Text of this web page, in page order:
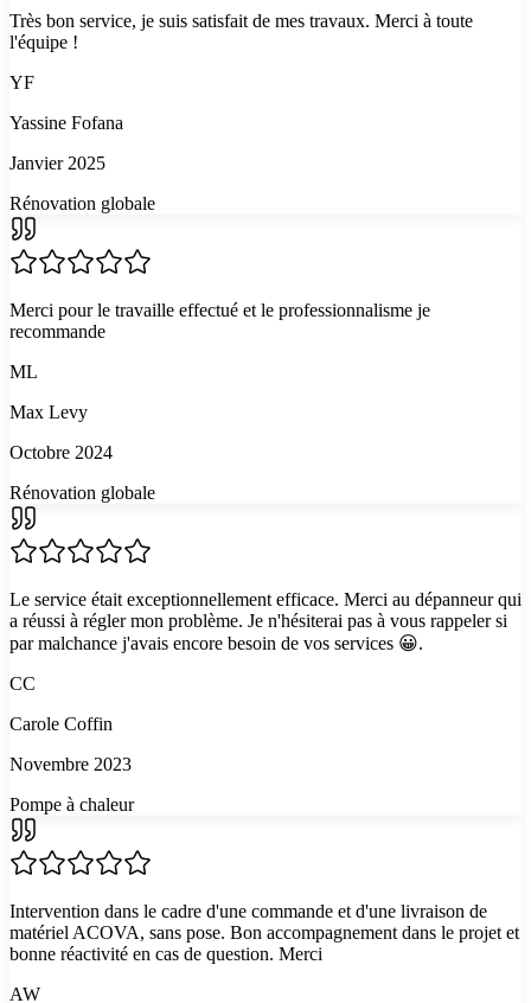
Très bon service, je suis satisfait de mes travaux. Merci à toute
l'équipe !
YF
Yassine Fofana
Janvier 2025
Rénovation globale
Merci pour le travaille effectué et le professionnalisme je
recommande
ML
Max Levy
Octobre 2024
Rénovation globale
Le service était exceptionnellement efficace. Merci au dépanneur qui
a réussi à régler mon problème. Je n'hésiterai pas à vous rappeler si
par malchance j'avais encore besoin de vos services 😀.
CC
Carole Coffin
Novembre 2023
Pompe à chaleur
Intervention dans le cadre d'une commande et d'une livraison de
matériel ACOVA, sans pose. Bon accompagnement dans le projet et
bonne réactivité en cas de question. Merci
AW